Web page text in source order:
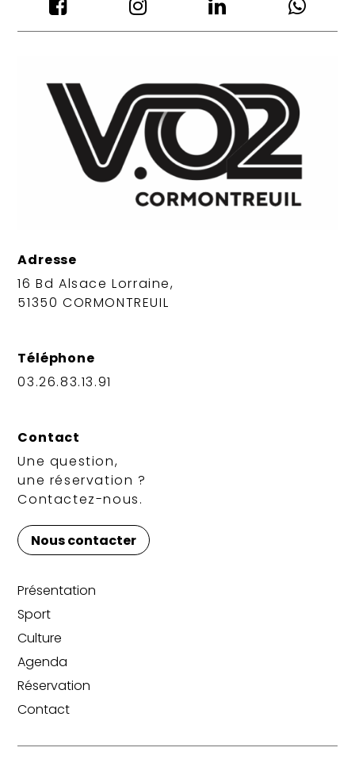
   
Adresse
16 Bd Alsace Lorraine,
51350 CORMONTREUIL
Téléphone
03.26.83.13.91
Contact
Une question,
une réservation ?
Contactez-nous.
Nous contacter
Présentation
Sport
Culture
Agenda
Réservation
Contact